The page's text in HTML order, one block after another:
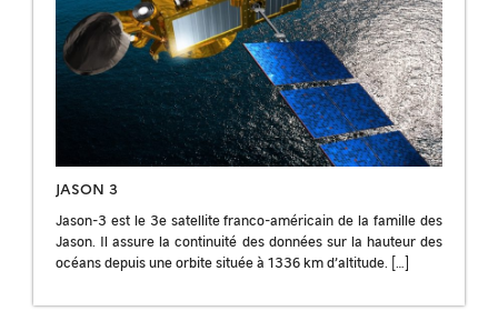
JASON 3
Jason-3 est le 3e satellite franco-américain de la famille des
Jason. Il assure la continuité des données sur la hauteur des
océans depuis une orbite située à 1336 km d’altitude. […]